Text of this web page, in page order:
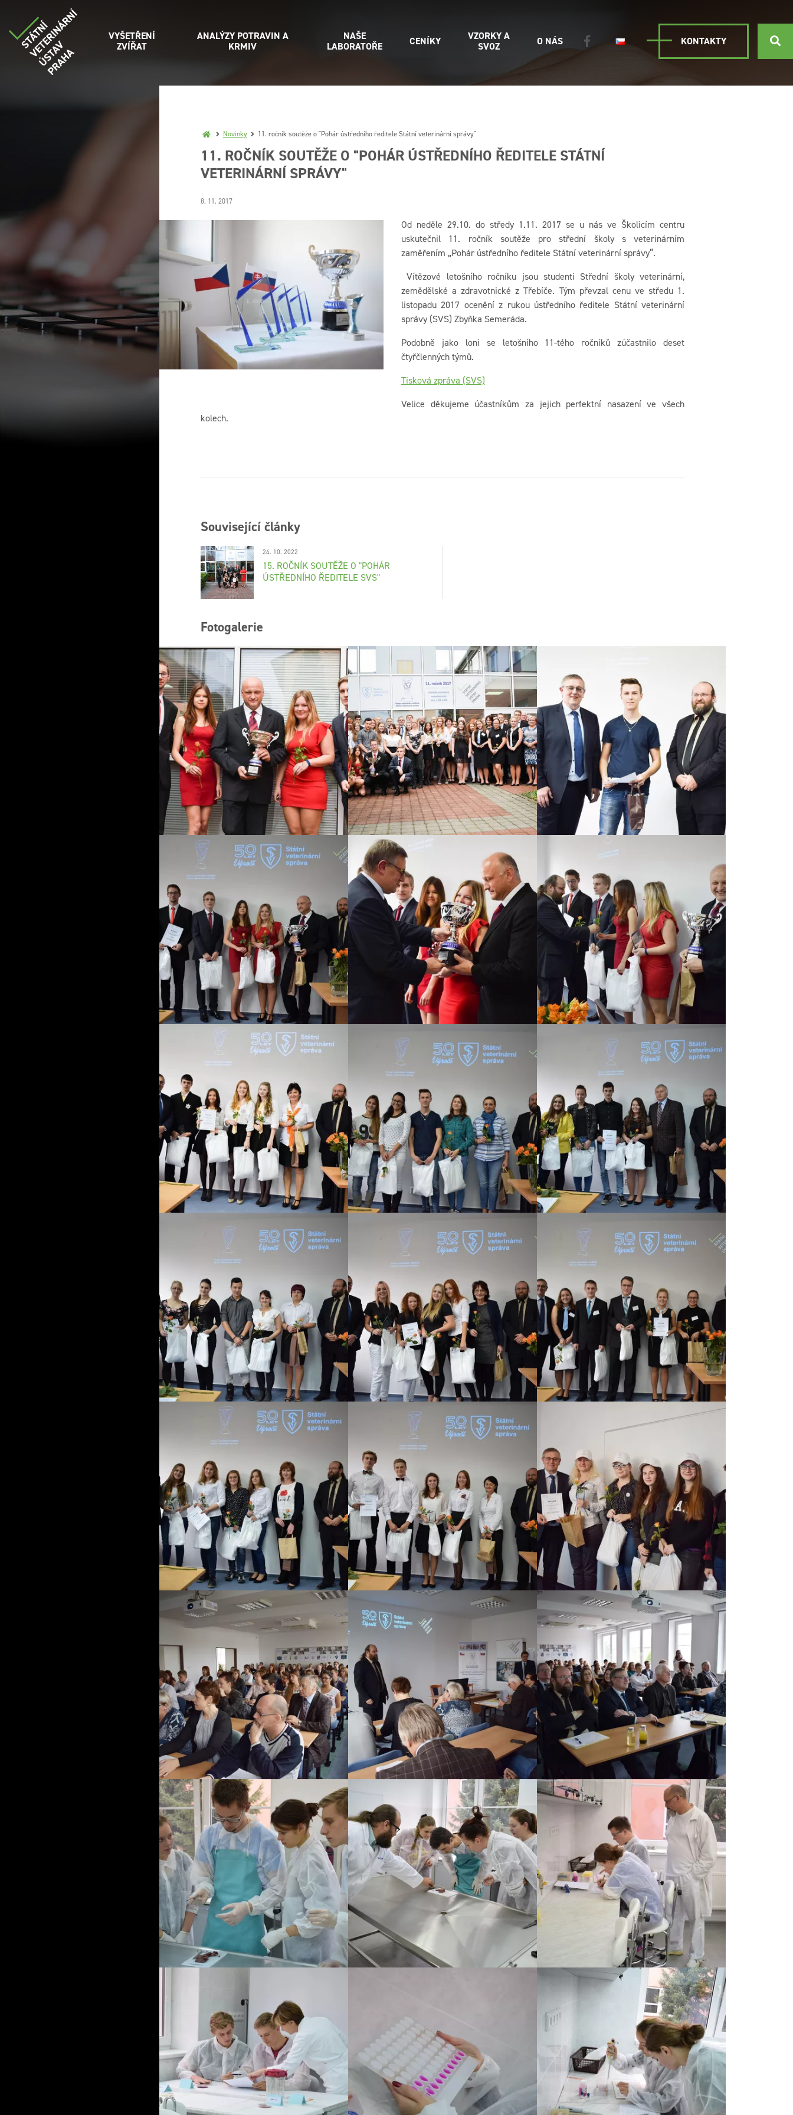
VYŠETŘENÍ
ZVÍŘAT
ANALÝZY POTRAVIN A
KRMIV
NAŠE
LABORATOŘE
CENÍKY
VZORKY A
SVOZ
O NÁS KONTAKTY
Novinky 11. ročník soutěže o "Pohár ústředního ředitele Státní veterinární správy"
11. ROČNÍK SOUTĚŽE O "POHÁR ÚSTŘEDNÍHO ŘEDITELE STÁTNÍ
VETERINÁRNÍ SPRÁVY"
8. 11. 2017
Od neděle 29.10. do středy 1.11. 2017 se u nás ve Školicím centru
uskutečnil 11. ročník soutěže pro střední školy s veterinárním
zaměřením „Pohár ústředního ředitele Státní veterinární správy“.
Vítězové letošního ročníku jsou studenti Střední školy veterinární,
zemědělské a zdravotnické z Třebíče. Tým převzal cenu ve středu 1.
listopadu 2017 ocenění z rukou ústředního ředitele Státní veterinární
správy (SVS) Zbyňka Semeráda.
Podobně jako loni se letošního 11-tého ročníků zúčastnilo deset
čtyřčlenných týmů.
Tisková zpráva (SVS)
Velice děkujeme účastníkům za jejich perfektní nasazení ve všech
kolech.
Související články
24. 10. 2022
15. ROČNÍK SOUTĚŽE O "POHÁR
ÚSTŘEDNÍHO ŘEDITELE SVS"
Fotogalerie